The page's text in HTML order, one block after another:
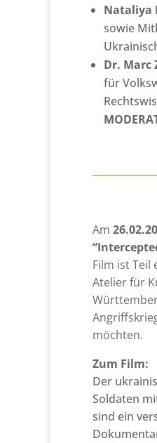
Nataliya
sowie
Dr. Marc
für
Am
Film ist
Atelier für
möchten.
Zum Film:
Der
Soldaten
sind ein